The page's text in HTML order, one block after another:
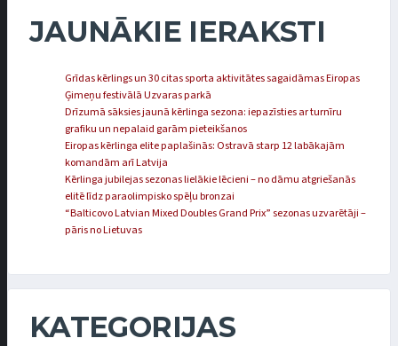
JAUNĀKIE IERAKSTI
Grīdas kērlings un 30 citas sporta aktivitātes sagaidāmas Eiropas
Ģimeņu festivālā Uzvaras parkā
Drīzumā sāksies jaunā kērlinga sezona: iepazīsties ar turnīru
grafiku un nepalaid garām pieteikšanos
Eiropas kērlinga elite paplašinās: Ostravā starp 12 labākajām
komandām arī Latvija
Kērlinga jubilejas sezonas lielākie lēcieni – no dāmu atgriešanās
elitē līdz paraolimpisko spēļu bronzai
“Balticovo Latvian Mixed Doubles Grand Prix” sezonas uzvarētāji –
pāris no Lietuvas
KATEGORIJAS